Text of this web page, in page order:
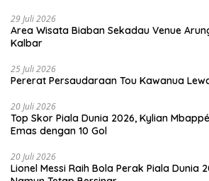
29 Juli 2026
Area Wisata Biaban Sekadau Venue
Kalbar
25 Juli 2026
Pererat Persaudaraan Tou Kawanua
20 Juli 2026
Top Skor Piala Dunia 2026, Kylian
Emas dengan 10 Gol
20 Juli 2026
Lionel Messi Raih Bola Perak Piala Dunia